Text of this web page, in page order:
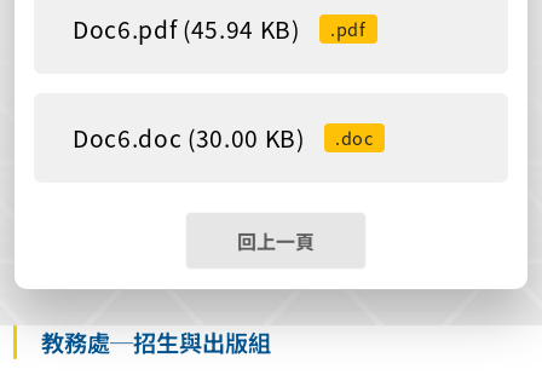
Doc6.pdf (45.94 KB) .pdf
Doc6.doc (30.00 KB) .doc
回上一頁
教務處─招生與出版組